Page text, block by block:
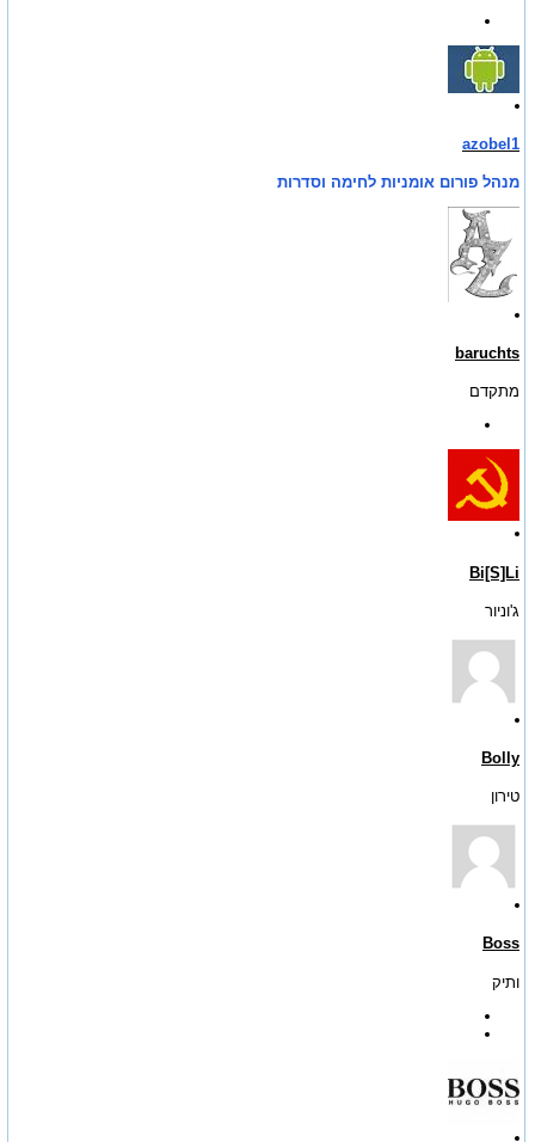
azobel1
מנהל פורום אומניות לחימה וסדרות
baruchts
מתקדם
Bi[S]Li
ג'וניור
Bolly
טירון
Boss
ותיק